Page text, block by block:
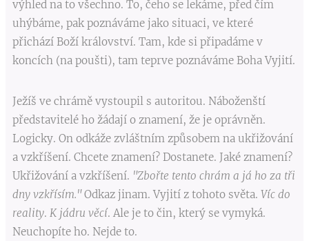
výhled na to všechno. To, čeho se lekáme, před čím
uhýbáme, pak poznáváme jako situaci, ve které
přichází Boží království. Tam, kde si připadáme v
koncích (na poušti), tam teprve poznáváme Boha Vyjití.
Ježíš ve chrámě vystoupil s autoritou. Náboženští
představitelé ho žádají o znamení, že je oprávněn.
Logicky. On odkáže zvláštním způsobem na ukřižování
a vzkříšení. Chcete znamení? Dostanete. Jaké znamení?
Ukřižování a vzkříšení. "Zbořte tento chrám a já ho za tři
dny vzkřísím."Odkaz jinam. Vyjití z tohoto světa. Víc do
reality. K jádru věcí. Ale je to čin, který se vymyká.
Neuchopíte ho. Nejde to.